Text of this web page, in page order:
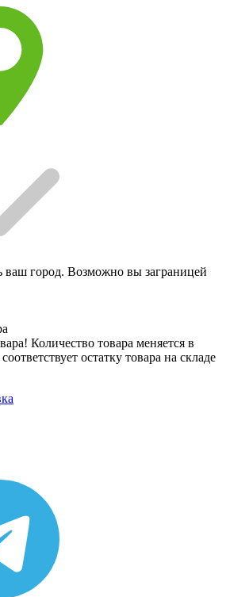
ваш город. Возможно вы заграницей
Количество товара меняется в
остатку товара на складе